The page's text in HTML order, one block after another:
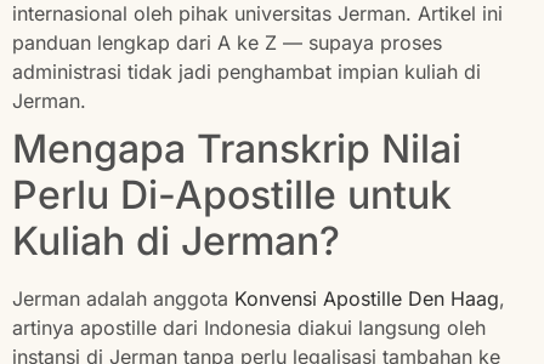
internasional oleh pihak universitas Jerman. Artikel ini
panduan lengkap dari A ke Z — supaya proses
administrasi tidak jadi penghambat impian kuliah di
Jerman.
Mengapa Transkrip Nilai
Perlu Di-Apostille untuk
Kuliah di Jerman?
Jerman adalah anggota Konvensi Apostille Den Haag,
artinya apostille dari Indonesia diakui langsung oleh
instansi di Jerman tanpa perlu legalisasi tambahan ke